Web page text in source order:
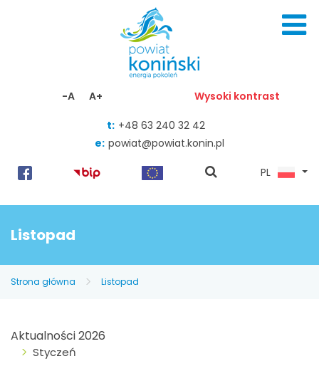
-A A+ Wysoki kontrast
t: +48 63 240 32 42
e: powiat@powiat.konin.pl
pokaż
PL
Listopad
Strona główna Listopad
Aktualności 2026
Styczeń